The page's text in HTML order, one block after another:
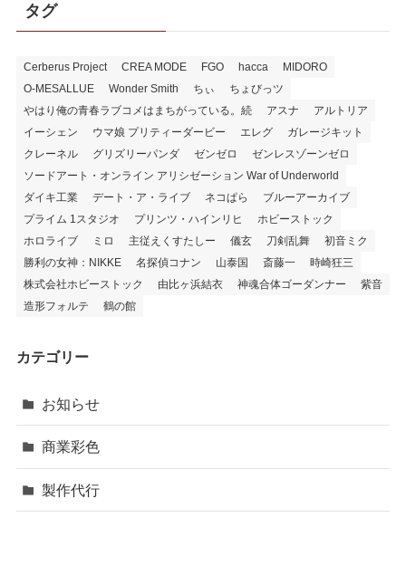
タグ
Cerberus Project CREA MODE FGO hacca
MIDORO
O-MESALLUE
Wonder Smith ちぃ
ちょびっツ
やはり俺の青春ラブコメはまちがっている。続
アスナ
アルトリア
イーシェン
ウマ娘 プリティーダービー エレグ
ガレージキット
クレーネル
グリズリーパンダ ゼンゼロ
ゼンレスゾーンゼロ
ソードアート・オンライン アリシゼーション War of Underworld
ダイキ工業
デート・ア・ライブ ネコぱら
ブルーアーカイブ
プライム 1スタジオ
プリンツ・ハインリヒ
ホビーストック
ホロライブ
ミロ 主従えくすたしー 儀玄 刀剣乱舞
初音ミク
勝利の女神：NIKKE
名探偵コナン 山泰国 斎藤一
時崎狂三
株式会社ホビーストック
由比ヶ浜結衣 神魂合体ゴーダンナー
紫音
造形フォルテ
鶴の館
カテゴリー
お知らせ
商業彩色
製作代行